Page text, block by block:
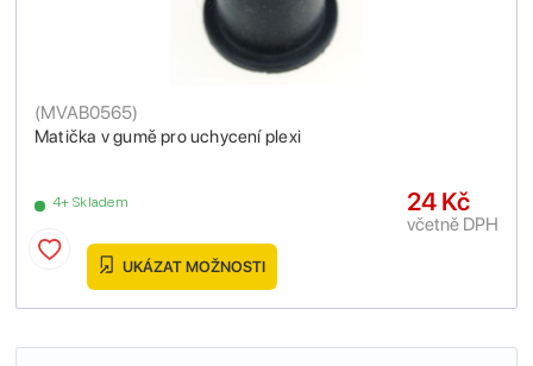
Matička v gumě pro uchycení plexi
(MVAB0565)
4+ Skladem 24 Kč
včetně DPH
UKÁZAT MOŽNOSTI